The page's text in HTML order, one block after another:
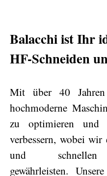
Balacchi ist Ihr
HF-Schneiden
Mit über 40
hochmoderne
zu optimieren und
verbessern, wobei
und schnellen
gewährleisten.